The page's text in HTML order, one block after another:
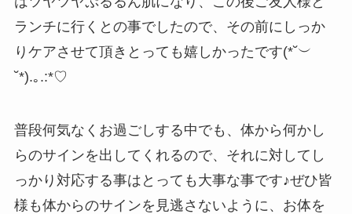
ランチに行くとの事でしたので、その前にしっか
りケアさせて頂きとっても嬉しかったです(*˘︶
˘*).｡.:*♡
普段何気なくお過ごしする中でも、体から何かし
らのサインを出してくれるので、それに対してし
っかり対応する事はとっても大事な事です♪ぜひ皆
様も体からのサインを見逃さないように、お体を